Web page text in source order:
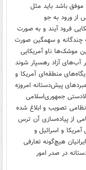
باشد باید مثل
از ورود به جو
فرود آیند و به صورت
چندگانه و سهمگین صورت
فی‌المثل ۱۰ عدد از این موشک‌ها ناو آمریکایی
آب‌های آزاد رهسپار شوند
منطقه‌ای آمریکا و
پیش‌دستانه امروزه
جمهوری‌اسلامی
تصویب و ابلاغ شده
از پیاده‌سازی آن ترس
و اسرائیل و
هیچ‌گونه تعارفی
در صدر امور